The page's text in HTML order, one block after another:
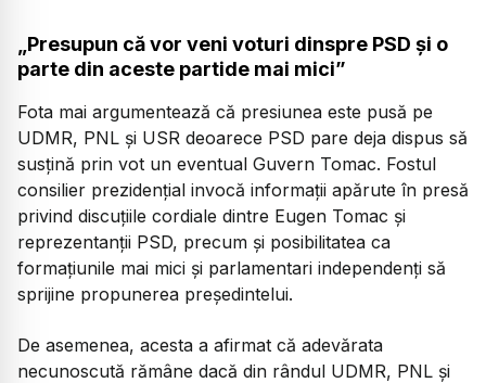
„Presupun că vor veni voturi dinspre PSD și o
parte din aceste partide mai mici”
Fota mai argumentează că presiunea este pusă pe
UDMR, PNL și USR deoarece PSD pare deja dispus să
susțină prin vot un eventual Guvern Tomac. Fostul
consilier prezidențial invocă informații apărute în presă
privind discuțiile cordiale dintre Eugen Tomac și
reprezentanții PSD, precum și posibilitatea ca
formațiunile mai mici și parlamentari independenți să
sprijine propunerea președintelui.
De asemenea, acesta a afirmat că adevărata
necunoscută rămâne dacă din rândul UDMR, PNL și